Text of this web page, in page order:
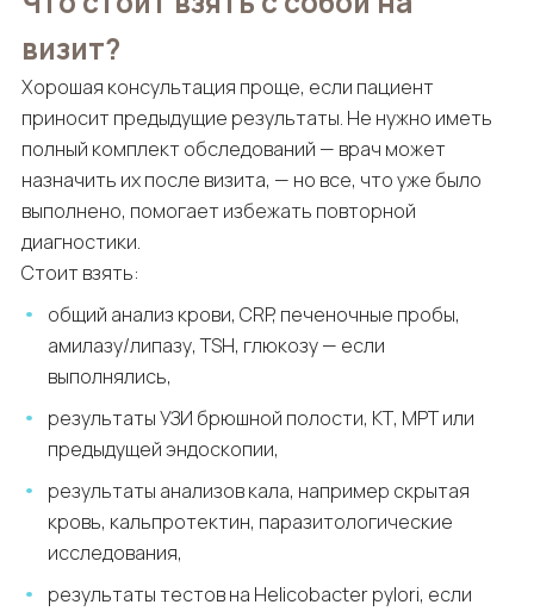
визит?
Хорошая консультация проще, если пациент
приносит предыдущие результаты. Не нужно иметь
полный комплект обследований — врач может
назначить их после визита, — но все, что уже было
выполнено, помогает избежать повторной
диагностики.
Стоит взять:
общий анализ крови, CRP, печеночные пробы,
амилазу/липазу, TSH, глюкозу — если
выполнялись,
результаты УЗИ брюшной полости, КТ, МРТ или
предыдущей эндоскопии,
результаты анализов кала, например скрытая
кровь, кальпротектин, паразитологические
исследования,
результаты тестов на Helicobacter pylori, если